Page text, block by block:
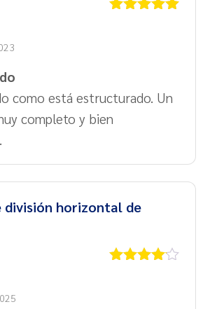
como está estructurado. Un
completo y bien
división horizontal de